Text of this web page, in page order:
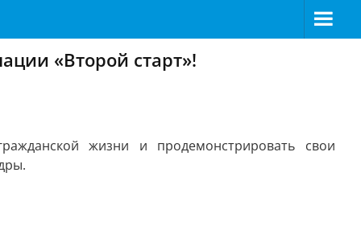
«Второй старт»!
жизни и продемонстрировать свои